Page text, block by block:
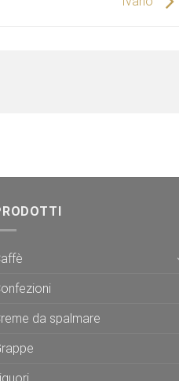
da spalmare